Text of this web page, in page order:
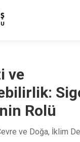
ve
Rolü
ve Doğa, İklim